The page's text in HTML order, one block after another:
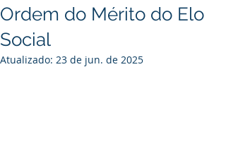
Ordem do Mérito do Elo
Social
Atualizado: 23 de jun. de 2025